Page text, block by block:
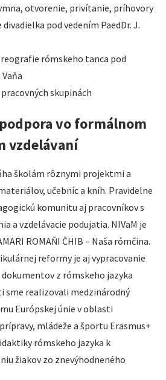
otvorenie, privítanie, príhovory
divadielka pod vedením PaedDr. J.
rómskeho tanca pod
skupinách
vo formálnom
vzdelávaní
školám rôznymi projektmi a
učebníc a kníh. Pravidelne
komunitu aj pracovníkov s
a vzdelávacie podujatia. NIVaM je
ROMAŇI ČHIB – Naša rómčina.
reformy je aj vypracovanie
z rómskeho jazyka
sme realizovali medzinárodný
Európskej únie v oblasti
mládeže a športu Erasmus+
rómskeho jazyka k
žiakov zo znevýhodneného